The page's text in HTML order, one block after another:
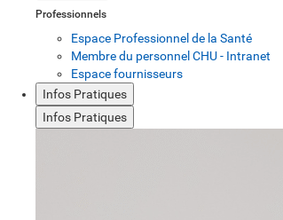
Professionnels
Espace Professionnel de la Santé
Membre du personnel CHU - Intranet
Espace fournisseurs
Infos Pratiques
Infos Pratiques